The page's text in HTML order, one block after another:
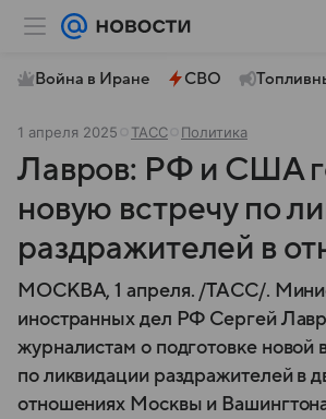
Война в Иране СВО
1 апреля 2025 ТАСС Политика
Лавров: РФ и США
новую встречу по
раздражителей в
МОСКВА, 1 апреля. /ТАСС/.
иностранных дел РФ Сергей
журналистам о подготовке новой
по ликвидации раздражителей в
отношениях Москвы и